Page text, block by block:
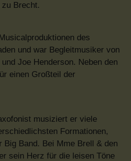
Brecht.
des
und war Begleitmusiker von
Joe Henderson. Neben den
einen Großteil der
musiziert er viele
Formationen,
Big Band. Bei Mme Brell & den
sein Herz für die leisen Töne